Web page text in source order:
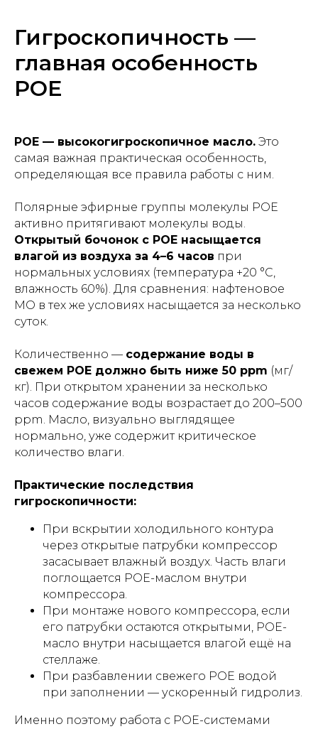
Гигроскопичность —
главная особенность
POE
POE — высокогигроскопичное масло. Это
самая важная практическая особенность,
определяющая все правила работы с ним.
Полярные эфирные группы молекулы POE
активно притягивают молекулы воды.
Открытый бочонок с POE насыщается
влагой из воздуха за 4–6 часов при
нормальных условиях (температура +20 °C,
влажность 60%). Для сравнения: нафтеновое
MO в тех же условиях насыщается за несколько
суток.
Количественно — содержание воды в
свежем POE должно быть ниже 50 ppm (мг/
кг). При открытом хранении за несколько
часов содержание воды возрастает до 200–500
ppm. Масло, визуально выглядящее
нормально, уже содержит критическое
количество влаги.
Практические последствия
гигроскопичности:
При вскрытии холодильного контура
через открытые патрубки компрессор
засасывает влажный воздух. Часть влаги
поглощается POE-маслом внутри
компрессора.
При монтаже нового компрессора, если
его патрубки остаются открытыми, POE-
масло внутри насыщается влагой ещё на
стеллаже.
При разбавлении свежего POE водой
при заполнении — ускоренный гидролиз.
Именно поэтому работа с POE-системами